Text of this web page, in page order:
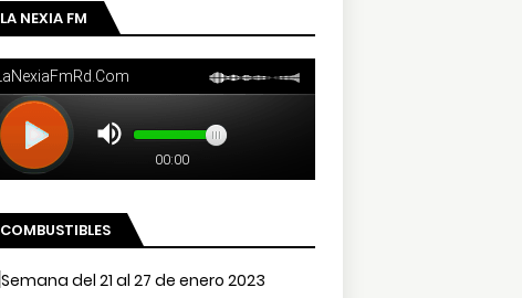
LA NEXIA FM
COMBUSTIBLES